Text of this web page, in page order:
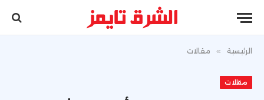
الرئيسية » مقالات
مقالات